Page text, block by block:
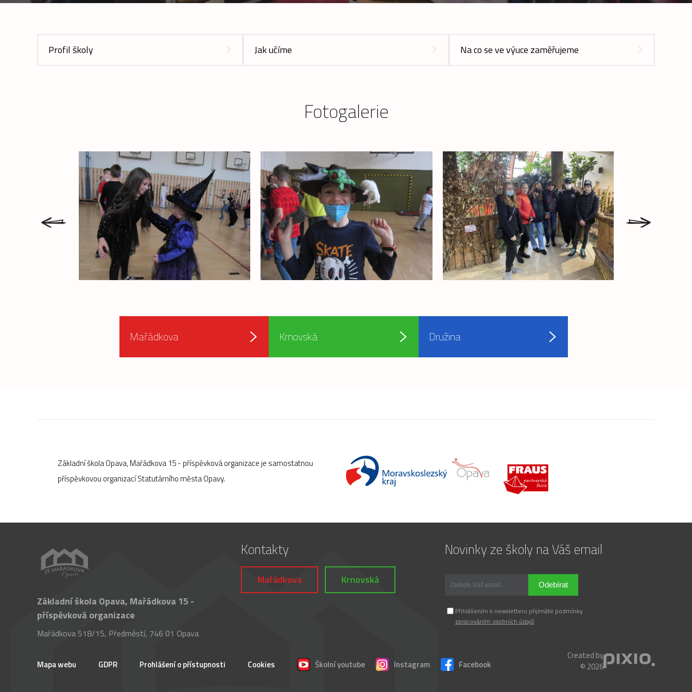
Profil školy Jak učíme Na co se ve výuce zaměřujeme
Fotogalerie
Mařádkova Krnovská Družina
Základní škola Opava, Mařádkova 15 - příspěvková organizace je samostatnou
příspěvkovou organizací Statutárního města Opavy.
Základní škola Opava, Mařádkova 15 -
příspěvková organizace
Mařádkova 518/15, Předměstí, 746 01 Opava
Kontakty
Mařádkova Krnovská
Novinky ze školy na Váš email
Odebírat
Přihlášením k newsletteru přijímáte podmínky
zpracováním osobních údajů
Mapa webu GDPR Prohlášení o přístupnosti Cookies Školní youtube Instagram Facebook
Created by
© 2026